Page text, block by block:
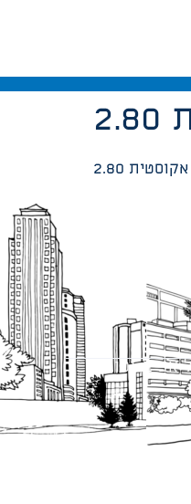
אקוסטית
אביב-יפו.